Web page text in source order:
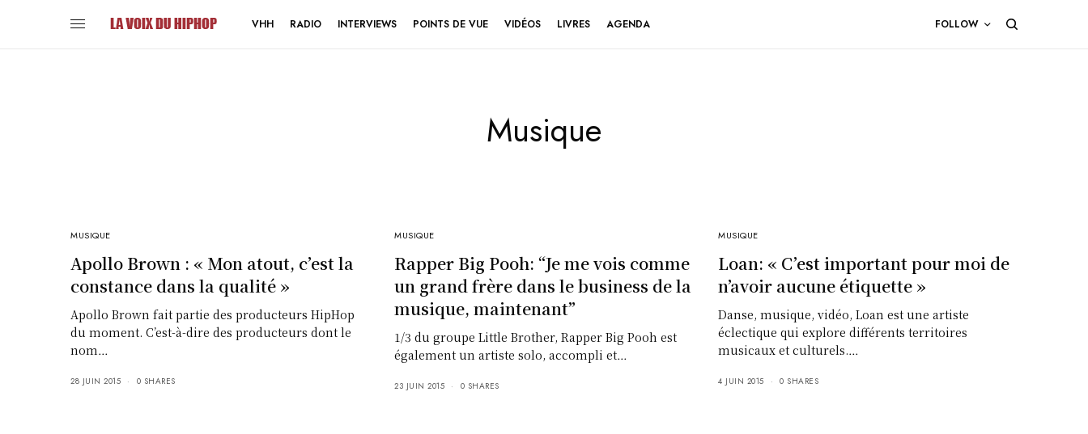
VHH RADIO INTERVIEWS POINTS DE VUE VIDÉOS LIVRES AGENDA FOLLOW
Musique
MUSIQUE
Apollo Brown : « Mon atout, c’est la
constance dans la qualité »
Apollo Brown fait partie des producteurs HipHop
du moment. C’est-à-dire des producteurs dont le
nom…
28 JUIN 2015 0 SHARES
MUSIQUE
Rapper Big Pooh: “Je me vois comme
un grand frère dans le business de la
musique, maintenant”
1/3 du groupe Little Brother, Rapper Big Pooh est
également un artiste solo, accompli et…
23 JUIN 2015 0 SHARES
MUSIQUE
Loan: « C’est important pour moi de
n’avoir aucune étiquette »
Danse, musique, vidéo, Loan est une artiste
éclectique qui explore différents territoires
musicaux et culturels.…
4 JUIN 2015 0 SHARES